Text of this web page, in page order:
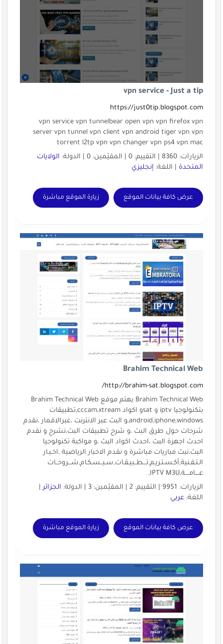
vpn service - Just a tip
https://just0tip.blogspot.com
vpn service vpn tunnelbear open vpn vpn firefox vpn
server vpn tunnel vpn client vpn android tiger vpn vpn
torrent l2tp vpn vpn changer vpn ps4 vpn mac
الزيارات: 8360 | التقييم: 0 | المقيّمين: 0 | الدولة:
الولايات
المتحدة| اللغة: إنجليزي
عرض كافة بيانات الموقع زيارة الموقع مباشرة
Brahim Technical Web
http://brahim-sat.blogspot.com/
Brahim Technical Web يهتم موقع Brahim Technical Web
بتكنولوجيا iptv و satو اكواد cccam,xtream,تطبيقات
android,iphone,windows,و البث عبر الانترنت ،عبرالاقمار ،نقدم
شرحات حول طرق البث ،و شرح تطبيقات البث،نشرح و نقدم
احدث اجهزة البث ،احدث اكواد البث ،و مواكبة تكنولوجيا
البث،نبث مباريات مباشرة و نقدم الاخبار الرياضية ,اخـبـار
الـتـقـنية,أكـسـتـريـم,تـــطــبيـقـات,سـيــسـكـام,شـــروحــات
عــــامــــة,IPTV M3U,
الزيارات: 9951 | التقييم: 2 | المقيّمين: 3 | الدولة:
الجزائر|
اللغة: عربي
عرض كافة بيانات الموقع زيارة الموقع مباشرة